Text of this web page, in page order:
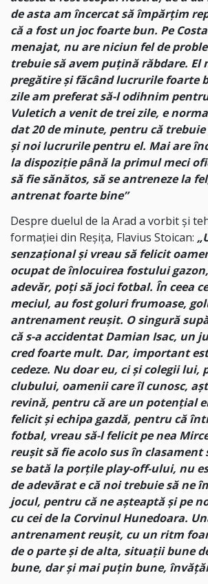
de asta am încercat să împărțim
că a fost un joc foarte bun. Pe
menajat, nu are niciun fel de
trebuie să avem puțină răbdare. El
pregătire și făcând lucrurile foarte
zile am preferat să-l odihnim
Vuletich a venit de trei zile, e
dat 20 de minute, pentru că
și noi lucrurile pentru el. Mai are
la dispoziție până la primul meci
să fie sănătos, să se antreneze la
antrenat foarte bine”
Despre duelul de la Arad a vorbit și
formației din Reșița, Flavius Stoican:
senzațional și vreau să felicit
ocupat de înlocuirea fostului
adevăr, poți să joci fotbal. În ceea
meciul, au fost goluri frumoase,
antrenament reușit. O singură
că s-a accidentat Damian Isac, un
cred foarte mult. Dar, important
cedeze. Nu doar eu, ci și colegii lui,
clubului, oamenii care îl cunosc,
revină, pentru că are un potențial
felicit și echipa gazdă, pentru că
fotbal, vreau să-l felicit pe nea
reușit să fie acolo sus în clasament
se bată la porțile play-off-ului, nu
de adevărat e că noi trebuie să ne
jocul, pentru că ne așteaptă și pe
cu cei de la Corvinul Hunedoara.
antrenament reușit, cu un ritm
de o parte și de alta, situații bune
bune, dar și mai puțin bune,